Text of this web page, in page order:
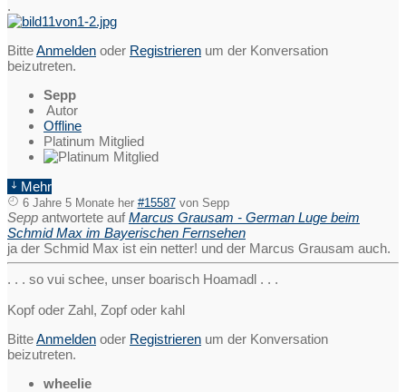
.
BitteAnmelden oder Registrieren um der Konversation
beizutreten.
Sepp
Autor
Offline
Platinum Mitglied
Mehr
6 Jahre 5 Monate her #15587 von Sepp
Sepp antwortete aufMarcus Grausam - German Luge beim
Schmid Max im Bayerischen Fernsehen
ja der Schmid Max ist ein netter! und der Marcus Grausam auch.
. . . so vui schee, unser boarisch Hoamadl . . .
Kopf oder Zahl, Zopf oder kahl
BitteAnmelden oder Registrieren um der Konversation
beizutreten.
wheelie